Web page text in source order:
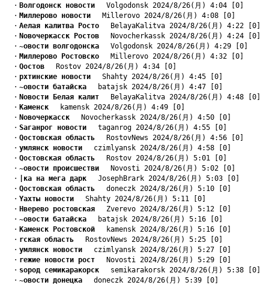
・ Bолгодонск новости Volgodonsk 2024/8/26(月) 4:04 [0]
・ Mиллерово новости Millerovo 2024/8/26(月) 4:08 [0]
・ Aелая калитва Росто BelayaKalitva 2024/8/26(月) 4:22 [0]
・ Nовочеркасск Ростов Novocherkassk 2024/8/26(月) 4:24 [0]
・ ~овости волгодонска Volgodonsk 2024/8/26(月) 4:29 [0]
・ Mиллерово Ростовско Millerovo 2024/8/26(月) 4:32 [0]
・ Qостов Rostov 2024/8/26(月) 4:34 [0]
・ pхтинские новости Shahty 2024/8/26(月) 4:45 [0]
・ ~овости батайска batajsk 2024/8/26(月) 4:47 [0]
・ Nовости Белая калит BelayaKalitva 2024/8/26(月) 4:48 [0]
・ Kаменск kamensk 2024/8/26(月) 4:49 [0]
・ Nовочеркасск Novocherkassk 2024/8/26(月) 4:50 [0]
・ Sаганрог новости taganrog 2024/8/26(月) 4:55 [0]
・ Qостовская область RostovNews 2024/8/26(月) 4:56 [0]
・ yмлянск новости czimlyansk 2024/8/26(月) 4:58 [0]
・ Qостовская область Rostov 2024/8/26(月) 5:01 [0]
・ ~овости происшестви Novosti 2024/8/26(月) 5:02 [0]
・
|ка на мега дарк JosephBrark 2024/8/26(月) 5:03 [0]
・ Qостовская область doneczk 2024/8/26(月) 5:10 [0]
・ Yахты новости Shahty 2024/8/26(月) 5:11 [0]
・ Hверево ростовская Zverevo 2024/8/26(月) 5:12 [0]
・ ~овости батайска batajsk 2024/8/26(月) 5:16 [0]
・ Kаменск Ростовской kamensk 2024/8/26(月) 5:16 [0]
・ rская область RostovNews 2024/8/26(月) 5:25 [0]
・ yмлянск новости czimlyansk 2024/8/26(月) 5:27 [0]
・ rежие новости рост Novosti 2024/8/26(月) 5:29 [0]
・ sород семикаракорск semikarakorsk 2024/8/26(月) 5:38 [0]
・ ~овости донецка doneczk 2024/8/26(月) 5:39 [0]